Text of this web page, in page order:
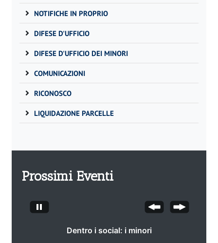
NOTIFICHE IN PROPRIO
DIFESE D'UFFICIO
DIFESE D'UFFICIO DEI MINORI
COMUNICAZIONI
RICONOSCO
LIQUIDAZIONE PARCELLE
Prossimi Eventi
Dentro i social: i minori